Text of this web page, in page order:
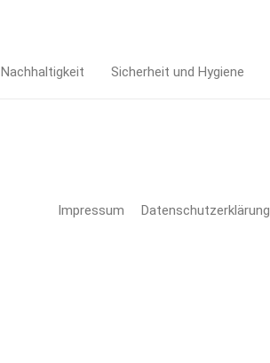
Nachhaltigkeit Sicherheit und Hygiene
Impressum Datenschutzerklärung